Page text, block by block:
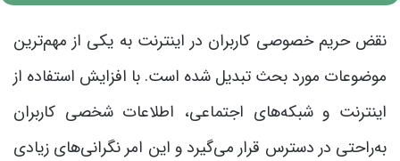
نقض حریم خصوصی کاربران در اینترنت به یکی از مهم‌ترین
موضوعات مورد بحث تبدیل شده است. با افزایش استفاده از
اینترنت و شبکه‌های اجتماعی، اطلاعات شخصی کاربران
به‌راحتی در دسترس قرار می‌گیرد و این امر نگرانی‌های زیادی